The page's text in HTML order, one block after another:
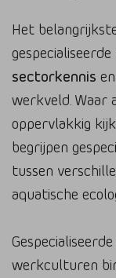
Het
sectorkennis
werkveld. Waar
oppervlakkig
begrijpen
tussen
aquatische
werkculturen